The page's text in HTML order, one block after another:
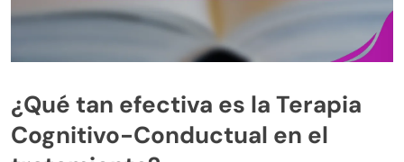
¿Qué tan efectiva es la Terapia
Cognitivo-Conductual en el